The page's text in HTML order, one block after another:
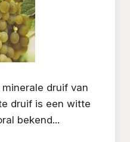
druif van
druif is een witte
bekend...